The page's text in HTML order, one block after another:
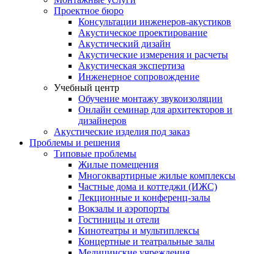
Проектное бюро
Консультации инженеров-акустиков
Акустическое проектирование
Акустический дизайн
Акустические измерения и расчеты
Акустическая экспертиза
Инженерное сопровождение
Учебный центр
Обучение монтажу звукоизоляции
Онлайн семинар для архитекторов и
дизайнеров
Акустические изделия под заказ
Проблемы и решения
Типовые проблемы
Жилые помещения
Многоквартирные жилые комплексы
Частные дома и коттеджи (ИЖС)
Лекционные и конференц-залы
Вокзалы и аэропорты
Гостиницы и отели
Кинотеатры и мультиплексы
Концертные и театральные залы